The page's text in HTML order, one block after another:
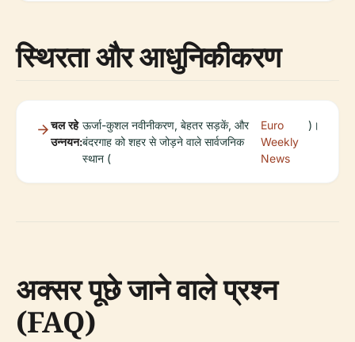
स्थिरता और आधुनिकीकरण
चल रहे
उन्नयन:
ऊर्जा-कुशल नवीनीकरण, बेहतर सड़कें, और
बंदरगाह को शहर से जोड़ने वाले सार्वजनिक
स्थान (
Euro
Weekly
News
)।
अक्सर पूछे जाने वाले प्रश्न
(FAQ)